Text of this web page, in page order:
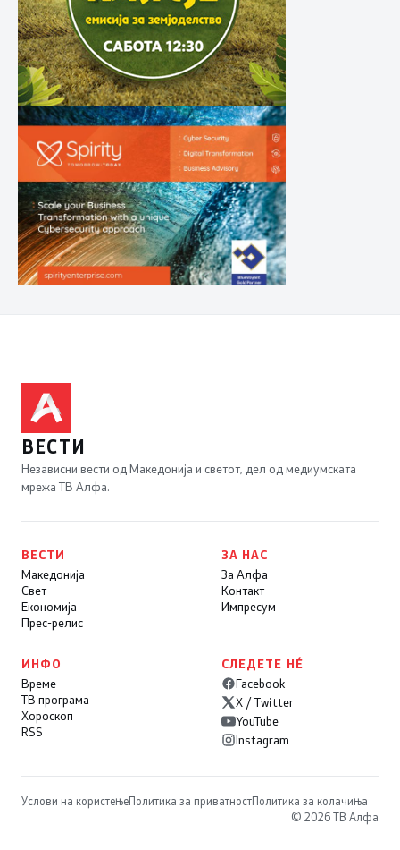
ВЕСТИ
Независни вести од Македонија и светот, дел од медиумската
мрежа ТВ Алфа.
ВЕСТИ
Македонија
Свет
Економија
Прес-релис
ЗА НАС
За Алфа
Контакт
Импресум
ИНФО
Време
ТВ програма
Хороскоп
RSS
СЛЕДЕТЕ НÉ
Facebook
X / Twitter
YouTube
Instagram
Услови на користењеПолитика за приватностПолитика за колачиња
© 2026 ТВ Алфа